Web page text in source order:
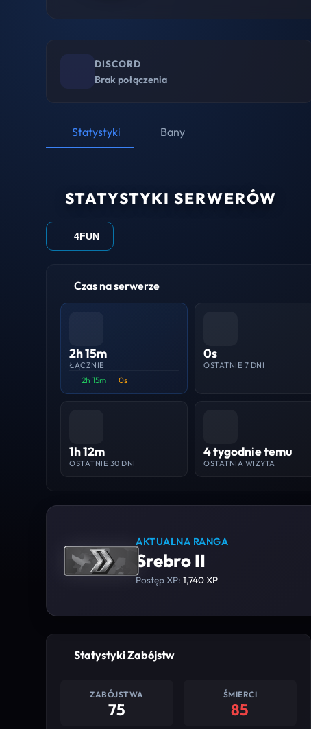
DISCORD
Brak połączenia
Statystyki Bany
STATYSTYKI SERWERÓW
4FUN
Czas na serwerze
2h 15m
ŁĄCZNIE
2h 15m 0s
0s
OSTATNIE 7 DNI
1h 12m
OSTATNIE 30 DNI
4 tygodnie temu
OSTATNIA WIZYTA
AKTUALNA RANGA
Srebro II
Postęp XP:1,740 XP
Statystyki Zabójstw
ZABÓJSTWA
75
ŚMIERCI
85